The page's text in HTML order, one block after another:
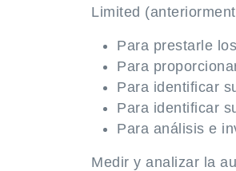
Limited
Para prestarle
Para
Para identificar
Para identificar
Para análisis e
Medir y analizar la